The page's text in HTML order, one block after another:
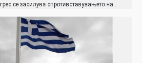
се засилува спротивставувањето на…